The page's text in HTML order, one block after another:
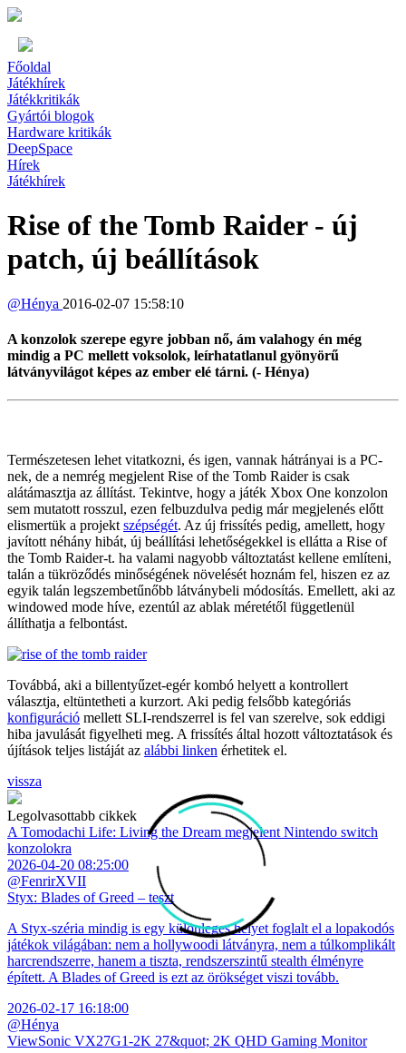
Főoldal
Játékhírek
Játékkritikák
Gyártói blogok
Hardware kritikák
DeepSpace
Hírek
Játékhírek
Rise of the Tomb Raider - új
patch, új beállítások
@Hénya 2016-02-07 15:58:10
A konzolok szerepe egyre jobban nő, ám valahogy én még
mindig a PC mellett voksolok, leírhatatlanul gyönyörű
látványvilágot képes az ember elé tárni. (- Hénya)
Természetesen lehet vitatkozni, és igen, vannak hátrányai is a PC-
nek, de a nemrég megjelent Rise of the Tomb Raider is csak
alátámasztja az állítást. Tekintve, hogy a játék Xbox One konzolon
sem mutatott rosszul, ezen felbuzdulva pedig már megjelenés előtt
elismertük a projekt szépségét. Az új frissítés pedig, amellett, hogy
javított néhány hibát, új beállítási lehetőségekkel is ellátta a Rise of
the Tomb Raider-t. ha valami nagyobb változtatást kellene említeni,
talán a tükröződés minőségének növelését hoznám fel, hiszen ez az
egyik talán legszembetűnőbb látványbeli módosítás. Emellett, aki az
windowed mode híve, ezentúl az ablak méretétől függetlenül
állíthatja a felbontást.
Továbbá, aki a billentyűzet-egér kombó helyett a kontrollert
választja, eltüntetheti a kurzort. Aki pedig felsőbb kategóriás
konfiguráció mellett SLI-rendszerrel is fel van szerelve, sok eddigi
hiba javulását figyelheti meg. A frissítés által hozott változtatások és
újítások teljes listáját az alábbi linken érhetitek el.
vissza
Legolvasottabb cikkek
A Tomodachi Life: Living the Dream megjelent Nintendo switch
konzolokra
2026-04-20 08:25:00
@FenrirXVII
Styx: Blades of Greed – teszt
A Styx-széria mindig is egy különleges helyet foglalt el a lopakodós
játékok világában: nem a hollywoodi látványra, nem a túlkomplikált
harcrendszerre, hanem a tiszta, rendszerszintű stealth élményre
épített. A Blades of Greed is ezt az örökséget viszi tovább.
2026-02-17 16:18:00
@Hénya
ViewSonic VX27G1-2K 27&quot; 2K QHD Gaming Monitor